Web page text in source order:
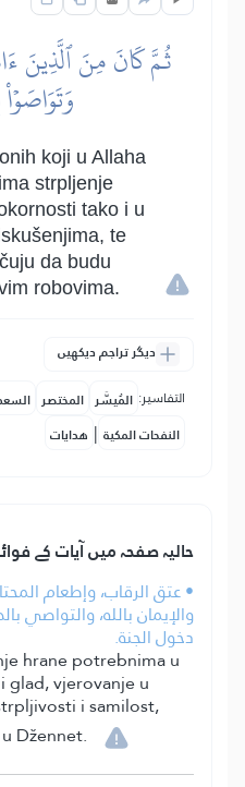
ثُمَّ كَانَ مِنَ ٱلَّذِينَ
koji u Allaha
strpljenje
tako i u
te
da budu
robovima.
دیگر تراجم دیکھیں
التفاسير: المُيسَّر المختصر
النفحات المكية | هدايات
حالیہ صفحہ میں آیات کے
• عتق الرقاب، وإطعام
والإيمان بالله، والتواصي
دخول الجنة.
hrane potrebnima u
glad, vjerovanje u
i samilost,
Džennet.